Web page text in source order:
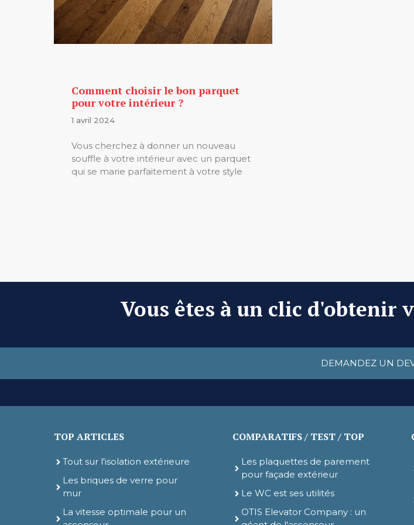
Comment choisir le bon parquet
pour votre intérieur ?
1 avril 2024
Vous cherchez à donner un nouveau
souffle à votre intérieur avec un parquet
qui se marie parfaitement à votre style
Vous êtes à un clic d'obtenir
DEMANDEZ UN
TOP ARTICLES
Tout sur l'isolation extérieure
Les briques de verre pour
mur
La vitesse optimale pour un
COMPARATIFS / TEST / TOP
Les plaquettes de parement
pour façade extérieur
Le WC est ses utilités
OTIS Elevator Company : un